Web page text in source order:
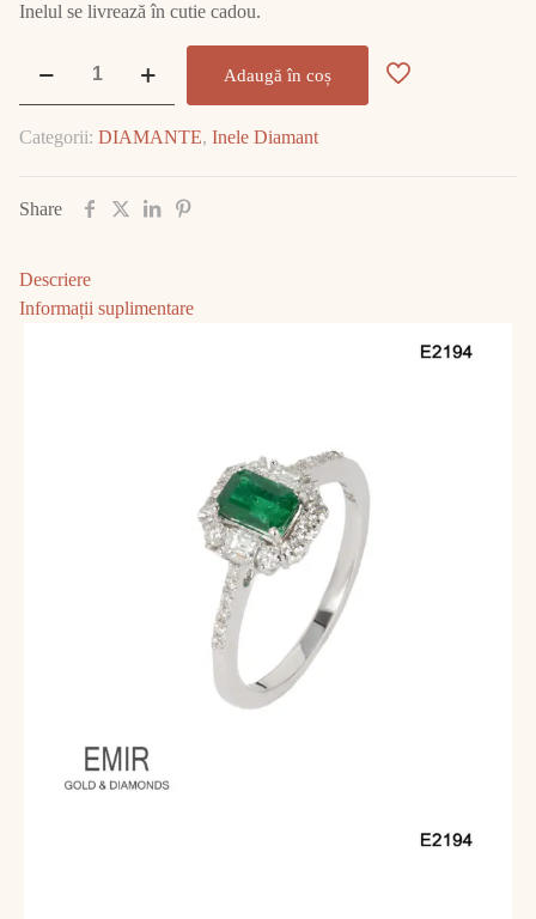
Inelul se livrează în cutie cadou.
cu
E2194
Adaugă în coș
Categorii: DIAMANTE, Inele Diamant
Share
Descriere
Informații suplimentare